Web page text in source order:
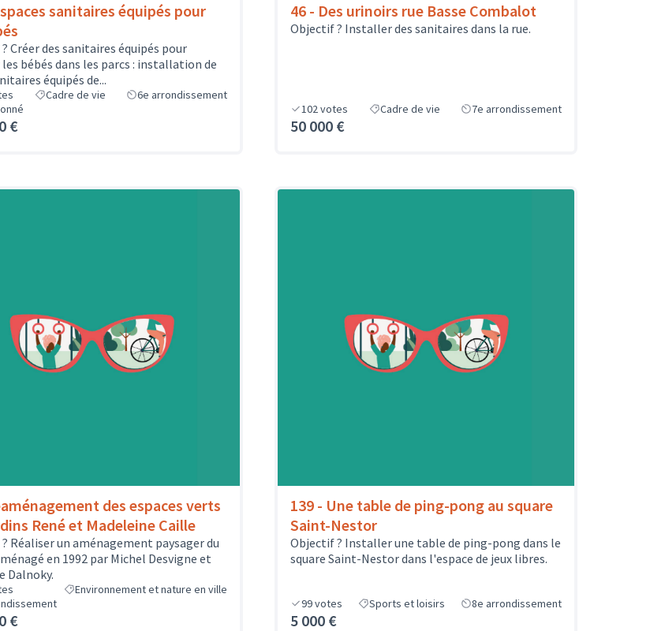
sanitaires équipés pour
Créer des sanitaires équipés pour
bébés dans les parcs : installation de
équipés de...
Cadre de vie
6e arrondissement
€
46 - Des urinoirs rue Basse Combalot
Objectif ? Installer des sanitaires dans la rue.
102votes Cadre de vie 7e arrondissement
50 000 €
des espaces verts
René et Madeleine Caille
Réaliser un aménagement paysager du
en 1992 par Michel Desvigne et
Dalnoky.
Environnement et nature en ville
€
139 - Une table de ping-pong au square
Saint-Nestor
Objectif ? Installer une table de ping-pong dans le
square Saint-Nestor dans l'espace de jeux libres.
99votes Sports et loisirs 8e arrondissement
5 000 €